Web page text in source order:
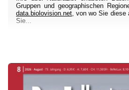
Gruppen und geographischen
data.biolovision.net, von wo Sie diese
Sie...